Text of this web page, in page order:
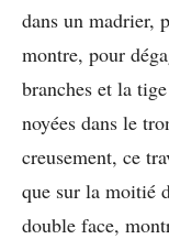
dans un madrier,
montre, pour
branches et la
noyées dans le
creusement, ce
que sur la moitié
double face,